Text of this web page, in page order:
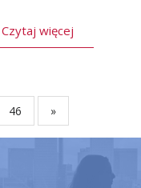
Czytaj więcej
46 »